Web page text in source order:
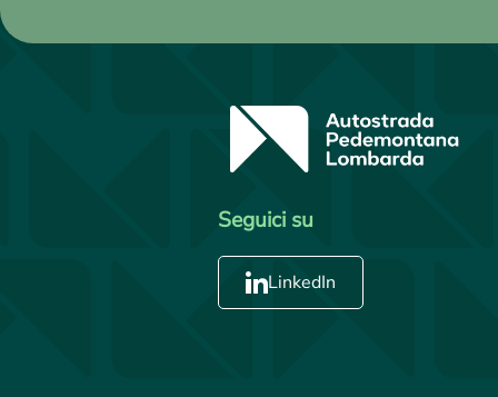
Seguici su
LinkedIn